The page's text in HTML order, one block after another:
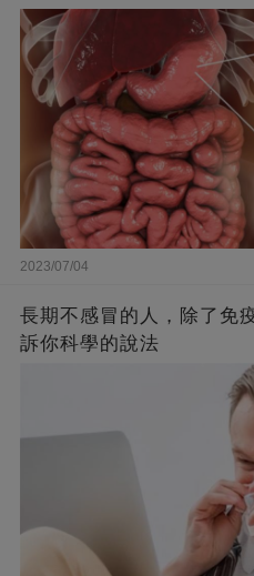
2023/07/04
長期不感冒的人，除了免
訴你科學的說法